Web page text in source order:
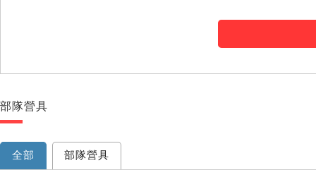
部隊營具
全部 部隊營具